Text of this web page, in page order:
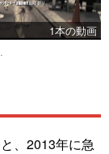
1本の動画
、2013年に急